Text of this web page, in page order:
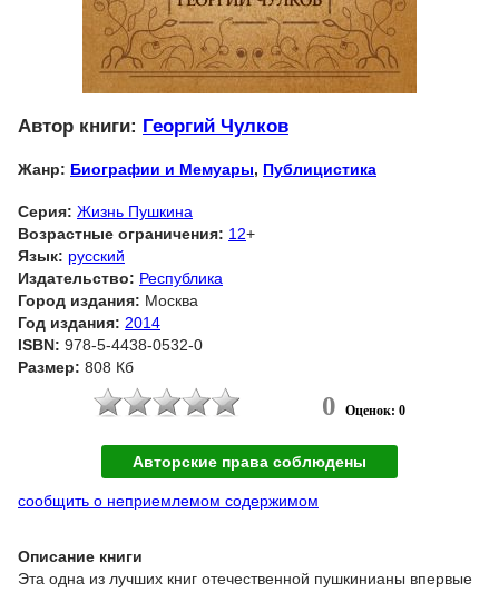
Автор книги: Георгий Чулков
Жанр: Биографии и Мемуары, Публицистика
Серия: Жизнь Пушкина
Возрастные ограничения: 12+
Язык: русский
Издательство: Республика
Город издания: Москва
Год издания: 2014
ISBN: 978-5-4438-0532-0
Размер: 808 Кб
0 Оценок: 0
Авторские права соблюдены
сообщить о неприемлемом содержимом
Описание книги
Эта одна из лучших книг отечественной пушкинианы впервые